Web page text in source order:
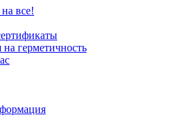
все!
герметичность